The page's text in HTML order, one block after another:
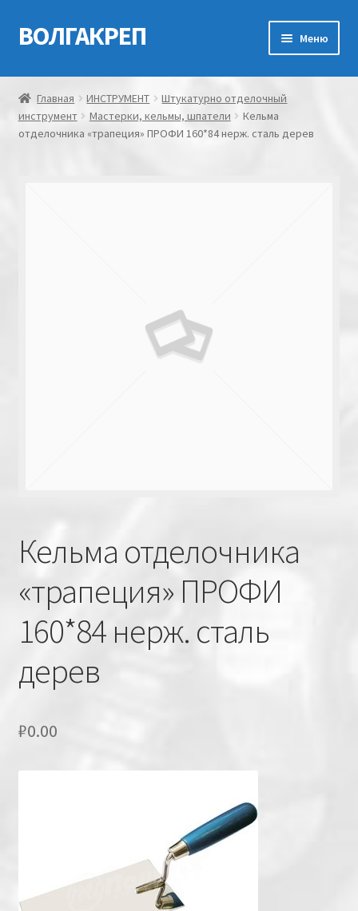
Перейти
к
Перейти
к
ВОЛГАКРЕП Меню
Главная
Контакты
Главная ИНСТРУМЕНТ
Штукатурно отделочный
инструмент
Мастерки, кельмы, шпатели
Кельма
отделочника «трапеция» ПРОФИ 160*84 нерж. сталь дерев
Кельма отделочника
«трапеция» ПРОФИ
160*84 нерж. сталь
дерев
₽0.00